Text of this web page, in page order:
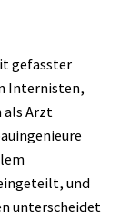
gefasster
Internisten,
als Arzt
und
unterscheidet